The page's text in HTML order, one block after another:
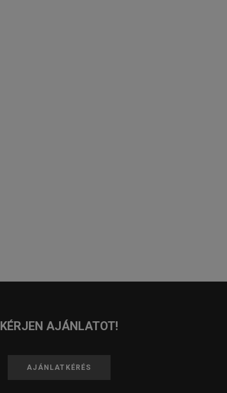
KÉRJEN AJÁNLATOT!
AJÁNLATKÉRÉS